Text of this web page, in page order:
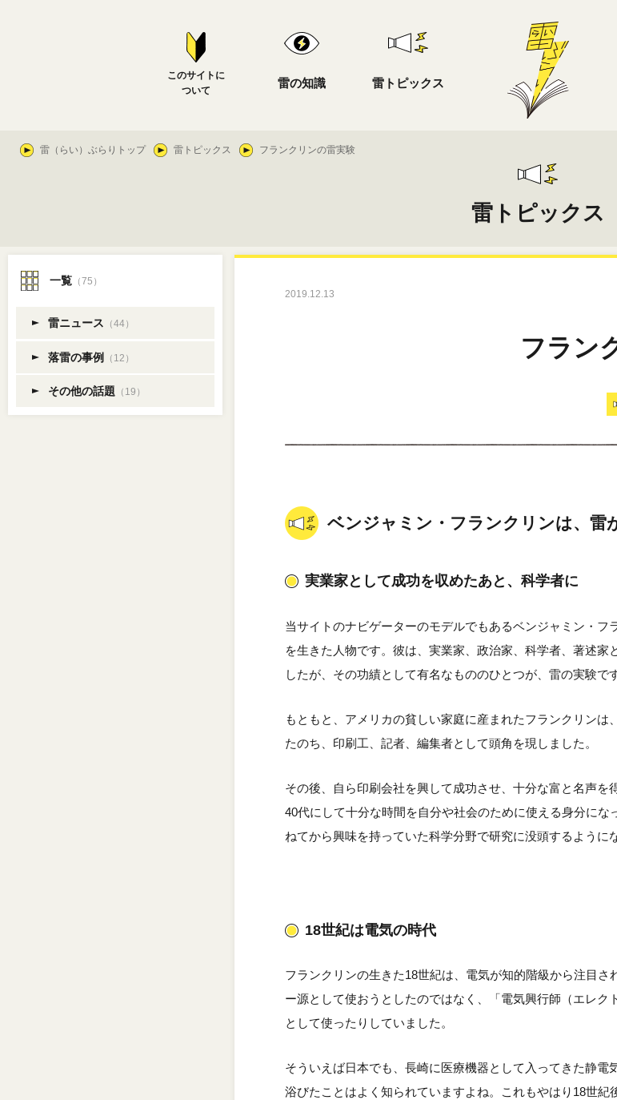
このサイトに
ついて
雷の知識 雷トピックス
雷（らい）ぶらりトップ 雷トピックス フランクリンの雷実験
雷トピックス
一覧 （75）
雷ニュース （44）
落雷の事例 （12）
その他の話題 （19）
2019.12.13
フラン
ベンジャミン・フランクリンは、雷
実業家として成功を収めたあと、科学者に
当サイトのナビゲーターのモデルでもあるベンジャミン・フ
を生きた人物です。彼は、実業家、政治家、科学者、著述家
したが、その功績として有名なもののひとつが、雷の実験です
もともと、アメリカの貧しい家庭に産まれたフランクリンは
たのち、印刷工、記者、編集者として頭角を現しました。
その後、自ら印刷会社を興して成功させ、十分な富と名声を
40代にして十分な時間を自分や社会のために使える身分にな
ねてから興味を持っていた科学分野で研究に没頭するように
18世紀は電気の時代
フランクリンの生きた18世紀は、電気が知的階級から注目
ー源として使おうとしたのではなく、「電気興行師（エレ
として使ったりしていました。
そういえば日本でも、長崎に医療機器として入ってきた静
浴びたことはよく知られていますよね。これもやはり18世紀